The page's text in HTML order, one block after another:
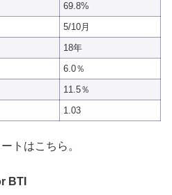
69.8%
5/10月
18年
6.0％
11.5％
1.03
トはこちら。